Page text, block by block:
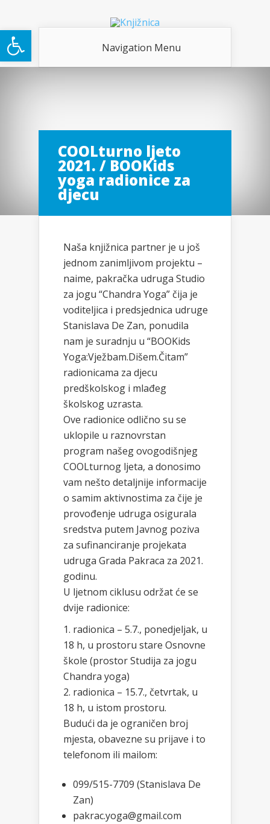
Open toolbar Navigation Menu
COOLturno ljeto
2021. / BOOKids
yoga radionice za
djecu
Naša knjižnica partner je u još
jednom zanimljivom projektu –
naime, pakračka udruga Studio
za jogu “Chandra Yoga” čija je
voditeljica i predsjednica udruge
Stanislava De Zan, ponudila
nam je suradnju u “BOOKids
Yoga:Vježbam.Dišem.Čitam”
radionicama za djecu
predškolskog i mlađeg
školskog uzrasta.
Ove radionice odlično su se
uklopile u raznovrstan
program našeg ovogodišnjeg
COOLturnog ljeta, a donosimo
vam nešto detaljnije informacije
o samim aktivnostima za čije je
provođenje udruga osigurala
sredstva putem Javnog poziva
za sufinanciranje projekata
udruga Grada Pakraca za 2021.
godinu.
U ljetnom ciklusu održat će se
dvije radionice:
radionica – 5.7., ponedjeljak, u
18 h, u prostoru stare Osnovne
škole (prostor Studija za jogu
Chandra yoga)
radionica – 15.7., četvrtak, u
18 h, u istom prostoru.
Budući da je ograničen broj
mjesta, obavezne su prijave i to
telefonom ili mailom:
099/515-7709 (Stanislava De
Zan)
pakrac.yoga@gmail.com